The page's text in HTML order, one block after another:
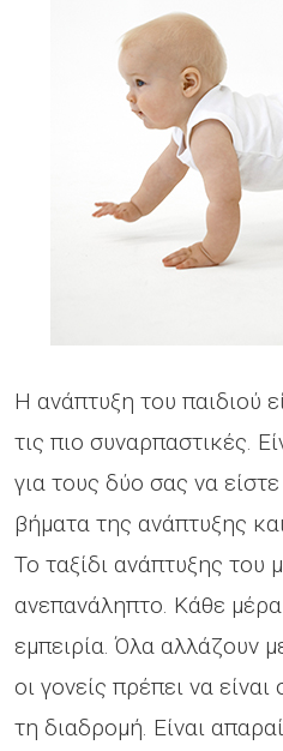
Η ανάπτυξη του παιδιού
τις πιο συναρπαστικές.
για τους δύο σας να
βήματα της ανάπτυξης
Το ταξίδι ανάπτυξης του
ανεπανάληπτο. Κάθε μέρα
εμπειρία. Όλα αλλάζουν
οι γονείς πρέπει να
τη διαδρομή. Είναι